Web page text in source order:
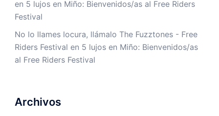
en 5 lujos en Miño: Bienvenidos/as al Free Riders
Festival
No lo llames locura, llámalo The Fuzztones - Free
Riders Festival en 5 lujos en Miño: Bienvenidos/as
al Free Riders Festival
Archivos